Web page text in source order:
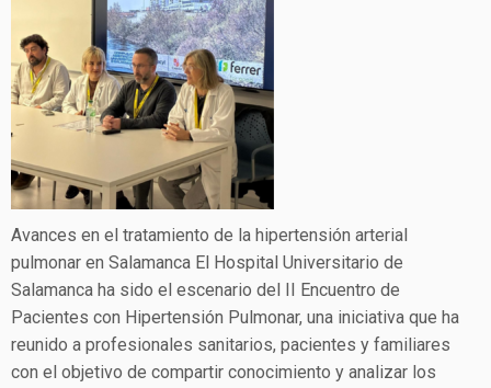
Avances en el tratamiento de la hipertensión arterial
pulmonar en Salamanca El Hospital Universitario de
Salamanca ha sido el escenario del II Encuentro de
Pacientes con Hipertensión Pulmonar, una iniciativa que ha
reunido a profesionales sanitarios, pacientes y familiares
con el objetivo de compartir conocimiento y analizar los